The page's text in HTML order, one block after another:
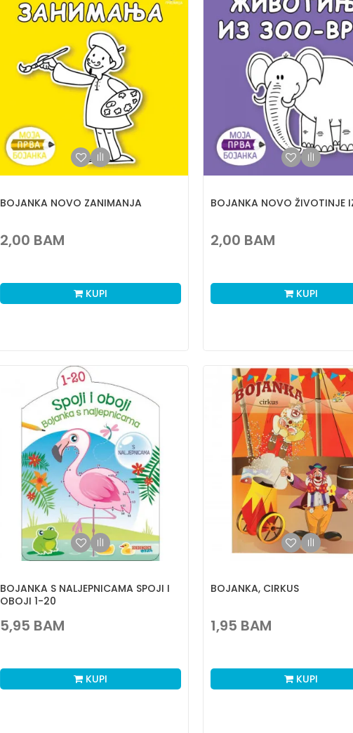
BOJANKA NOVO ZANIMANJA
2,00 BAM
KUPI
BOJANKA NOVO ŽIVOTINJE
2,00 BAM
KUPI
BOJANKA S NALJEPNICAMA SPOJI I
OBOJI 1-20
5,95 BAM
KUPI
BOJANKA, CIRKUS
1,95 BAM
KUPI